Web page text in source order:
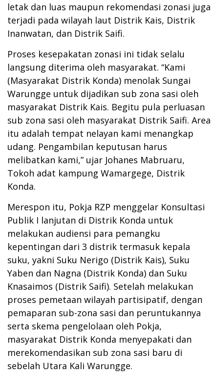
letak dan luas maupun rekomendasi zonasi juga
terjadi pada wilayah laut Distrik Kais, Distrik
Inanwatan, dan Distrik Saifi.
Proses kesepakatan zonasi ini tidak selalu
langsung diterima oleh masyarakat. “Kami
(Masyarakat Distrik Konda) menolak Sungai
Warungge untuk dijadikan sub zona sasi oleh
masyarakat Distrik Kais. Begitu pula perluasan
sub zona sasi oleh masyarakat Distrik Saifi. Area
itu adalah tempat nelayan kami menangkap
udang. Pengambilan keputusan harus
melibatkan kami,” ujar Johanes Mabruaru,
Tokoh adat kampung Wamargege, Distrik
Konda.
Merespon itu, Pokja RZP menggelar Konsultasi
Publik I lanjutan di Distrik Konda untuk
melakukan audiensi para pemangku
kepentingan dari 3 distrik termasuk kepala
suku, yakni Suku Nerigo (Distrik Kais), Suku
Yaben dan Nagna (Distrik Konda) dan Suku
Knasaimos (Distrik Saifi). Setelah melakukan
proses pemetaan wilayah partisipatif, dengan
pemaparan sub-zona sasi dan peruntukannya
serta skema pengelolaan oleh Pokja,
masyarakat Distrik Konda menyepakati dan
merekomendasikan sub zona sasi baru di
sebelah Utara Kali Warungge.